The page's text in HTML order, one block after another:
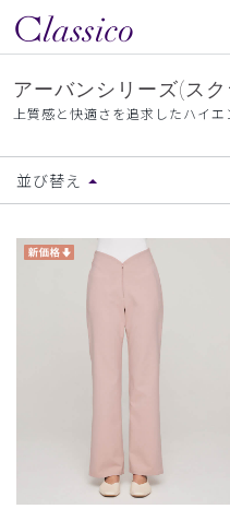
アーバンシリーズ(スク
上質感と快適さを追求したハイ
並び替え